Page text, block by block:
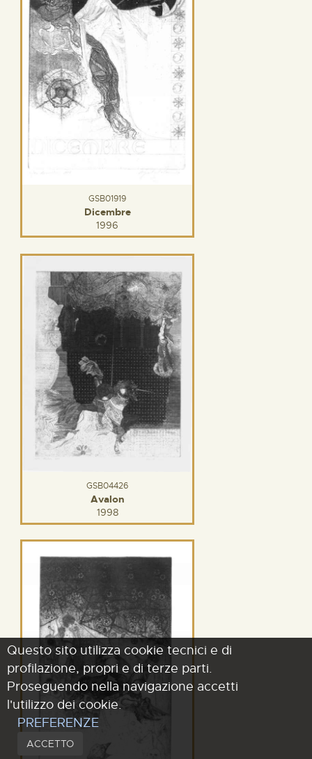
GSB01919
Dicembre
1996
GSB04426
Avalon
1998
Questo sito utilizza cookie tecnici e di
profilazione, propri e di terze parti.
Proseguendo nella navigazione accetti
l'utilizzo dei cookie.
PREFERENZE
ACCETTO